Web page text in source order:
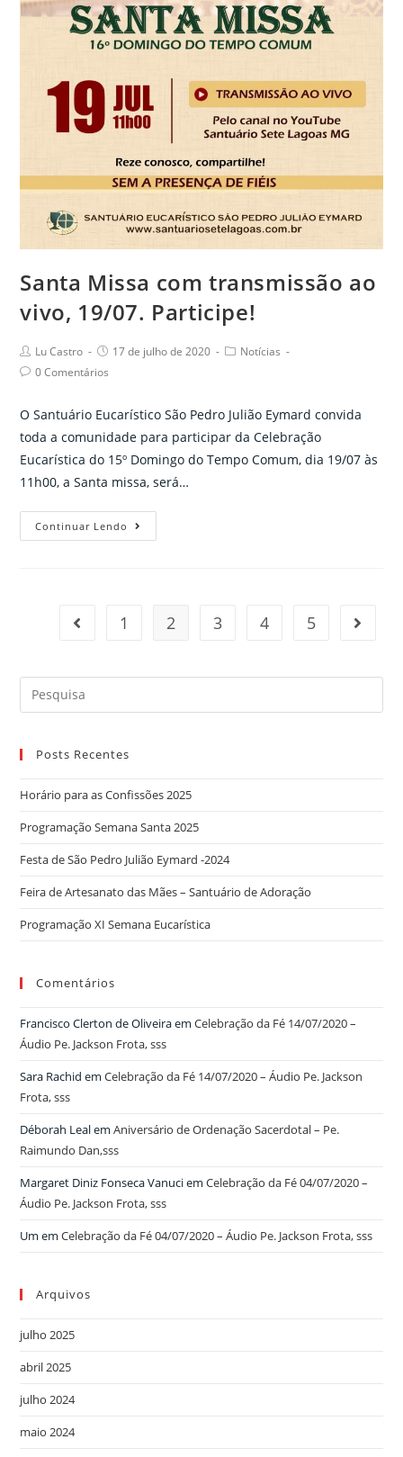
Santa Missa com transmissão ao
vivo, 19/07. Participe!
Post
author:
Lu Castro
Post
published:
17 de julho de 2020
PostNotícias
Post0 Comentários
O Santuário Eucarístico São Pedro Julião Eymard convida
toda a comunidade para participar da Celebração
Eucarística do 15º Domingo do Tempo Comum, dia 19/07 às
11h00, a Santa missa, será…
Continuar Lendo
Missa
vivo,
Participe!
Go to the previous page
1 2 3 4 5 Go to
Search
for:
Posts Recentes
Horário para as Confissões 2025
Programação Semana Santa 2025
Festa de São Pedro Julião Eymard -2024
Feira de Artesanato das Mães – Santuário de Adoração
Programação XI Semana Eucarística
Comentários
Francisco Clerton de OliveiraemCelebração da Fé 14/07/2020 –
Áudio Pe. Jackson Frota, sss
Sara Rachid emCelebração da Fé 14/07/2020 – Áudio Pe. Jackson
Frota, sss
Déborah LealemAniversário de Ordenação Sacerdotal – Pe.
Raimundo Dan,sss
Margaret Diniz Fonseca VanuciemCelebração da Fé 04/07/2020 –
Áudio Pe. Jackson Frota, sss
Um emCelebração da Fé 04/07/2020 – Áudio Pe. Jackson Frota, sss
Arquivos
julho 2025
abril 2025
julho 2024
maio 2024